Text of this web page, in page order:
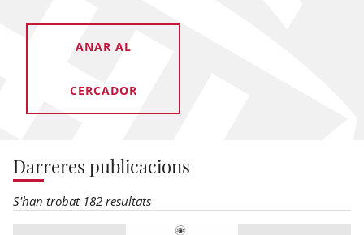
ANAR AL
CERCADOR
Darreres publicacions
S'han trobat 182 resultats